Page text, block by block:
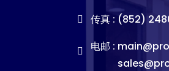
传真 : (852)
电邮 :